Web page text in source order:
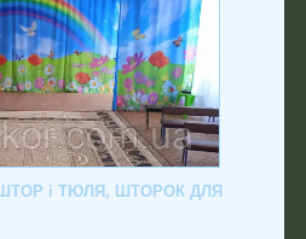
і ТЮЛЯ, ШТОРОК ДЛЯ